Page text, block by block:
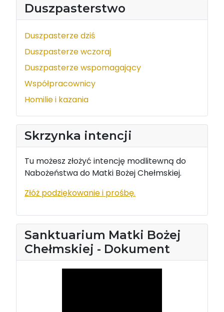
Duszpasterstwo
Duszpasterze dziś
Duszpasterze wczoraj
Duszpasterze wspomagający
Współpracownicy
Homilie i kazania
Skrzynka intencji
Tu możesz złożyć intencję modlitewną do
Nabożeństwa do Matki Bożej Chełmskiej.
Złóż podziękowanie i prośbę.
Sanktuarium Matki Bożej
Chełmskiej - Dokument